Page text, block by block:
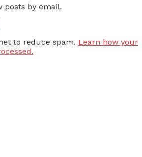
posts by email.
to reduce spam. Learn how your